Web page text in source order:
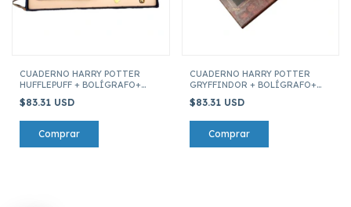
CUADERNO HARRY POTTER
HUFFLEPUFF + BOLÍGRAFO+
ESCUDO
$83.31 USD
CUADERNO HARRY POTTER
GRYFFINDOR + BOLÍGRAFO+
ESCUDO
$83.31 USD